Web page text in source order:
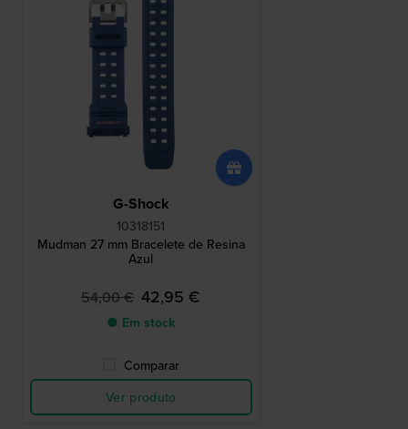
G-Shock
10318151
Mudman 27 mm Bracelete de Resina
Azul
54,00 € 42,95 €
● Em stock
Comparar
Ver produto